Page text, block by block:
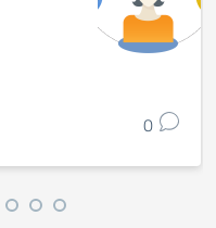
0